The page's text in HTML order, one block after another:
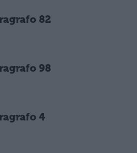
82
98
4